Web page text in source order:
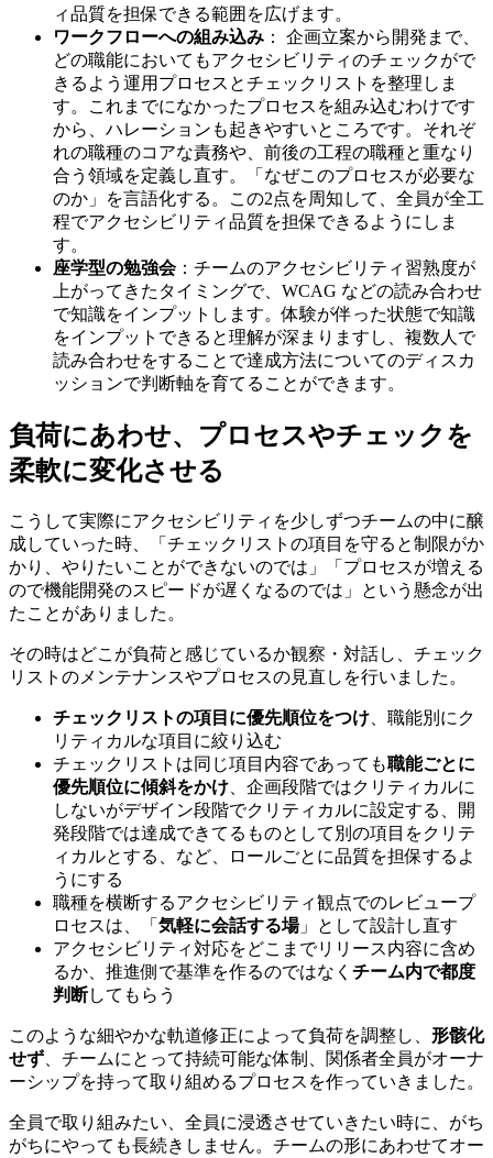
ィ品質を担保できる範囲を広げます。
ワークフローへの組み込み ： 企画立案から開発まで、
どの職能においてもアクセシビリティのチェックがで
きるよう運用プロセスとチェックリストを整理しま
す。これまでになかったプロセスを組み込むわけです
から、ハレーションも起きやすいところです。それぞ
れの職種のコアな責務や、前後の工程の職種と重なり
合う領域を定義し直す。「なぜこのプロセスが必要な
のか」を言語化する。この2点を周知して、全員が全工
程でアクセシビリティ品質を担保できるようにしま
す。
座学型の勉強会：チームのアクセシビリティ習熟度が
上がってきたタイミングで、WCAG などの読み合わせ
で知識をインプットします。体験が伴った状態で知識
をインプットできると理解が深まりますし、複数人で
読み合わせをすることで達成方法についてのディスカ
ッションで判断軸を育てることができます。
負荷にあわせ、プロセスやチェックを
柔軟に変化させる
こうして実際にアクセシビリティを少しずつチームの中に醸
成していった時、「チェックリストの項目を守ると制限がか
かり、やりたいことができないのでは」「プロセスが増える
ので機能開発のスピードが遅くなるのでは」という懸念が出
たことがありました。
その時はどこが負荷と感じているか観察・対話し、チェック
リストのメンテナンスやプロセスの見直しを行いました。
チェックリストの項目に優先順位をつけ 、職能別にク
リティカルな項目に絞り込む
チェックリストは同じ項目内容であっても職能ごとに
優先順位に傾斜をかけ 、企画段階ではクリティカルに
しないがデザイン段階でクリティカルに設定する、開
発段階では達成できてるものとして別の項目をクリテ
ィカルとする、など、ロールごとに品質を担保するよ
うにする
職種を横断するアクセシビリティ観点でのレビュープ
ロセスは、「 気軽に会話する場」として設計し直す
アクセシビリティ対応をどこまでリリース内容に含め
るか、推進側で基準を作るのではなく チーム内で都度
判断してもらう
このような細やかな軌道修正によって負荷を調整し、 形骸化
せず 、チームにとって持続可能な体制、関係者全員がオーナ
ーシップを持って取り組めるプロセスを作っていきました。
全員で取り組みたい、全員に浸透させていきたい時に、がち
がちにやっても長続きしません。チームの形にあわせてオー